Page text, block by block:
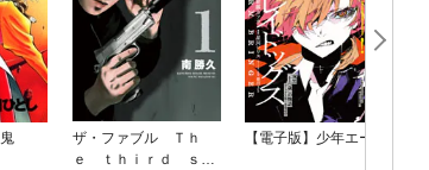
ザ・ファブル Ｔｈ
ｅ ｔｈｉｒｄ ｓｅ
【電子版】少年エース